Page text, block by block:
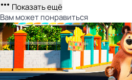
Показать ещё
Вам может понравиться